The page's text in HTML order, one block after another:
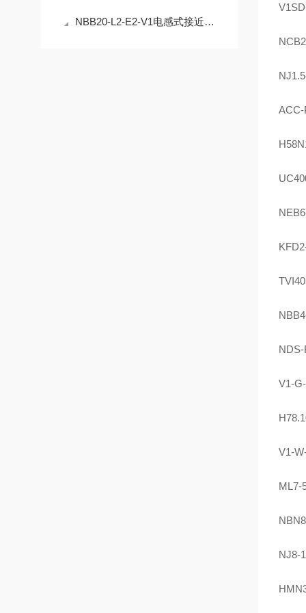
NBB20-L2-E2-V1电感式接近开关的安装与调试指南
ACC-
V1-
V1-
ML7-
NJ8-